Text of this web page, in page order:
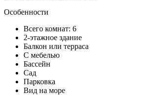
Особенности
Всего комнат: 6
2-этажное здание
Балкон или терраса
С мебелью
Бассейн
Сад
Парковка
Вид на море